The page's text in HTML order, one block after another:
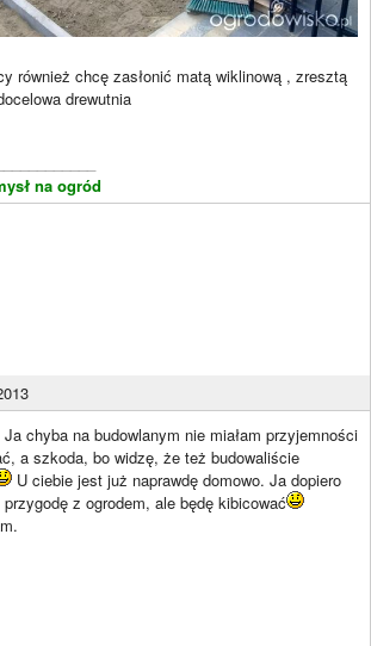
również chcę zasłonić matą wiklinową , zresztą
drewutnia
na ogród
chyba na budowlanym nie miałam przyjemności
a szkoda, bo widzę, że też budowaliście
U ciebie jest już naprawdę domowo. Ja dopiero
z ogrodem, ale będę kibicować